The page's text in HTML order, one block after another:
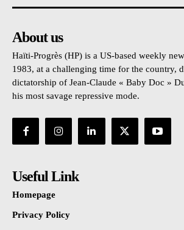
About us
Haïti-Progrès (HP) is a US-based weekly
1983, at a challenging time for the country,
dictatorship of Jean-Claude « Baby Doc »
his most savage repressive mode.
Useful Link
Homepage
Privacy Policy